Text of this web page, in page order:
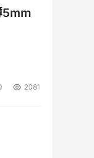
构优化
器件馆
、技术
天科工
对接平
5mm
2081